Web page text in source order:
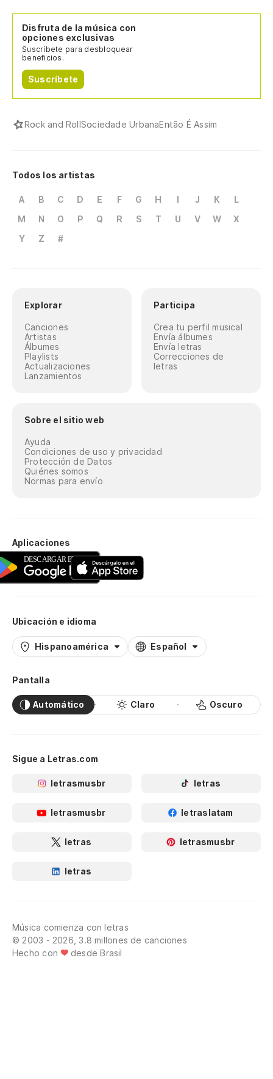
Disfruta de la música con
opciones exclusivas
Suscríbete para desbloquear
beneficios.
Suscríbete
Rock and RollSociedade UrbanaEntão É Assim
Todos los artistas
A B C D E F G H I J K
L
M
N O P Q R S T U V W
X
Y
Z #
Explorar
Canciones
Artistas
Álbumes
Playlists
Actualizaciones
Lanzamientos
Participa
Crea tu perfil musical
Envía álbumes
Envía letras
Correcciones de
letras
Sobre el sitio web
Ayuda
Condiciones de uso y privacidad
Protección de Datos
Quiénes somos
Normas para envío
Aplicaciones
Ubicación e idioma
Hispanoamérica Español
Pantalla
Automático Claro Oscuro
Sigue a Letras.com
letrasmusbr letras
letrasmusbr letraslatam
letras letrasmusbr
letras
Música comienza con letras
© 2003 - 2026, 3.8 millones de canciones
Hecho con
desde Brasil